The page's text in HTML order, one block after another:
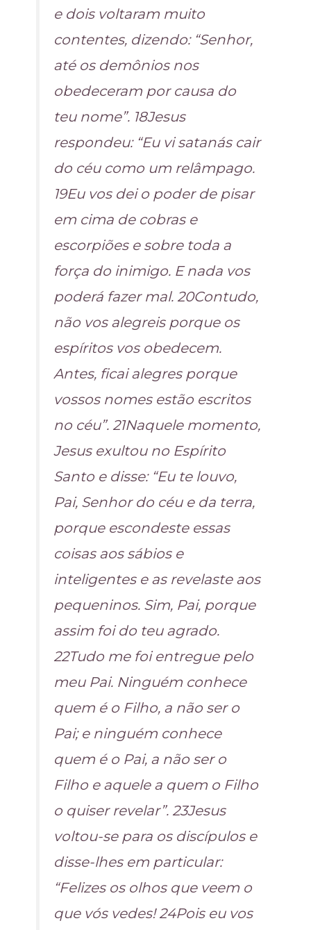
e dois voltaram muito
contentes, dizendo: “Senhor,
até os demônios nos
obedeceram por causa do
teu nome”. 18Jesus
respondeu: “Eu vi satanás cair
do céu como um relâmpago.
19Eu vos dei o poder de pisar
em cima de cobras e
escorpiões e sobre toda a
força do inimigo. E nada vos
poderá fazer mal. 20Contudo,
não vos alegreis porque os
espíritos vos obedecem.
Antes, ficai alegres porque
vossos nomes estão escritos
no céu”. 21Naquele momento,
Jesus exultou no Espírito
Santo e disse: “Eu te louvo,
Pai, Senhor do céu e da terra,
porque escondeste essas
coisas aos sábios e
inteligentes e as revelaste aos
pequeninos. Sim, Pai, porque
assim foi do teu agrado.
22Tudo me foi entregue pelo
meu Pai. Ninguém conhece
quem é o Filho, a não ser o
Pai; e ninguém conhece
quem é o Pai, a não ser o
Filho e aquele a quem o Filho
o quiser revelar”. 23Jesus
voltou-se para os discípulos e
disse-lhes em particular:
“Felizes os olhos que veem o
que vós vedes! 24Pois eu vos